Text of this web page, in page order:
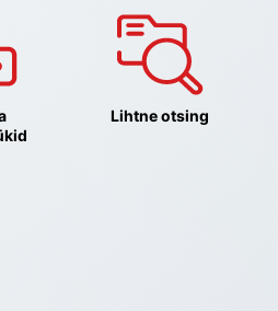
Lihtne otsing